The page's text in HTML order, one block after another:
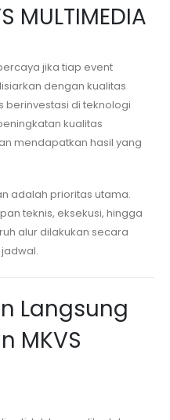
MULTIMEDIA
jika tiap event
dengan kualitas
berinvestasi di teknologi
kualitas
mendapatkan hasil yang
adalah prioritas utama.
teknis, eksekusi, hingga
alur dilakukan secara
Langsung
MKVS